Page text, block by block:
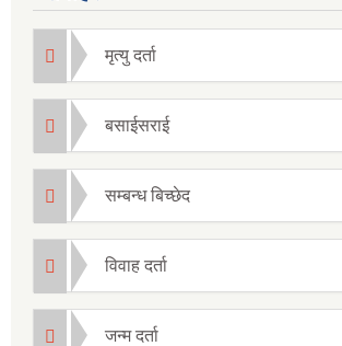
मृत्यु दर्ता
बसाईसराई
सम्बन्ध बिच्छेद
विवाह दर्ता
जन्म दर्ता